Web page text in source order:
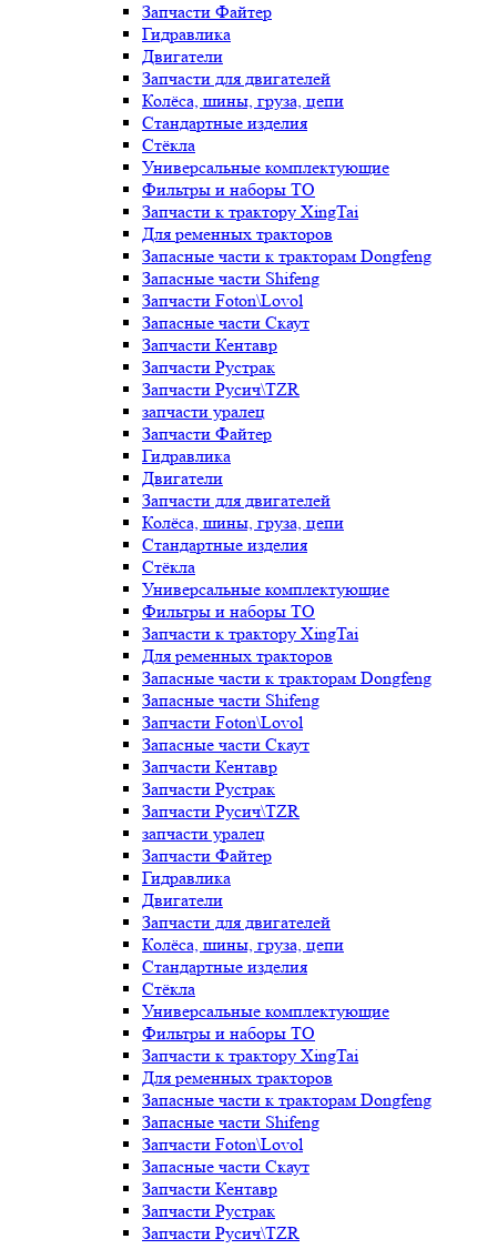
Запчасти Файтер
Гидравлика
Двигатели
Запчасти для двигателей
Колёса, шины, груза, цепи
Стандартные изделия
Стёкла
Универсальные комплектующие
Фильтры и наборы ТО
Запчасти к трактору XingTai
Для ременных тракторов
Запасные части к тракторам Dongfeng
Запасные части Shifeng
Запчасти Foton\Lovol
Запасные части Скаут
Запчасти Кентавр
Запчасти Рустрак
Запчасти Русич\TZR
запчасти уралец
Запчасти Файтер
Гидравлика
Двигатели
Запчасти для двигателей
Колёса, шины, груза, цепи
Стандартные изделия
Стёкла
Универсальные комплектующие
Фильтры и наборы ТО
Запчасти к трактору XingTai
Для ременных тракторов
Запасные части к тракторам Dongfeng
Запасные части Shifeng
Запчасти Foton\Lovol
Запасные части Скаут
Запчасти Кентавр
Запчасти Рустрак
Запчасти Русич\TZR
запчасти уралец
Запчасти Файтер
Гидравлика
Двигатели
Запчасти для двигателей
Колёса, шины, груза, цепи
Стандартные изделия
Стёкла
Универсальные комплектующие
Фильтры и наборы ТО
Запчасти к трактору XingTai
Для ременных тракторов
Запасные части к тракторам Dongfeng
Запасные части Shifeng
Запчасти Foton\Lovol
Запасные части Скаут
Запчасти Кентавр
Запчасти Рустрак
Запчасти Русич\TZR